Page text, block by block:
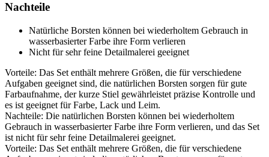
Nachteile
Natürliche Borsten können bei wiederholtem Gebrauch in
wasserbasierter Farbe ihre Form verlieren
Nicht für sehr feine Detailmalerei geeignet
Vorteile: Das Set enthält mehrere Größen, die für verschiedene
Aufgaben geeignet sind, die natürlichen Borsten sorgen für gute
Farbaufnahme, der kurze Stiel gewährleistet präzise Kontrolle und
es ist geeignet für Farbe, Lack und Leim.
Nachteile: Die natürlichen Borsten können bei wiederholtem
Gebrauch in wasserbasierter Farbe ihre Form verlieren, und das Set
ist nicht für sehr feine Detailmalerei geeignet.
Vorteile: Das Set enthält mehrere Größen, die für verschiedene